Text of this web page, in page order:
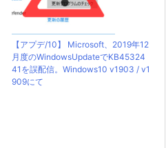
【アプデ/10】 Microsoft、2019年12
月度のWindowsUpdateでKB45324
41を誤配信。Windows10 v1903 / v1
909にて